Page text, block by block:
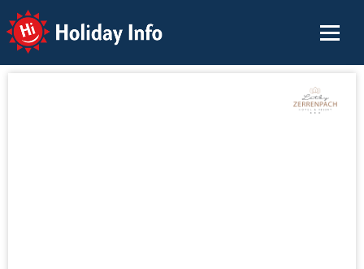
Holiday Info